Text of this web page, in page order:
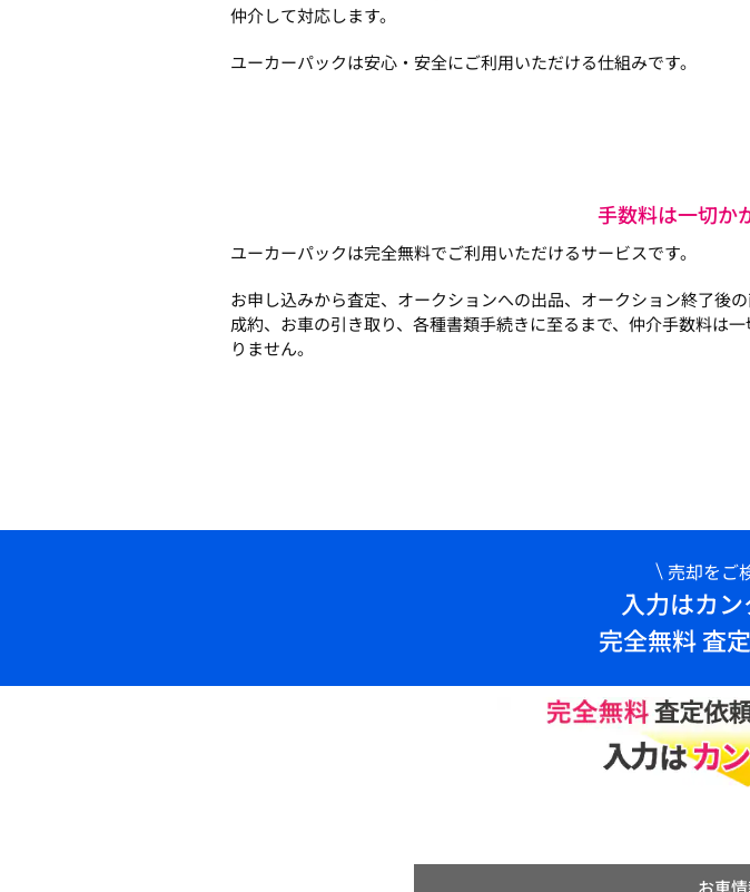
仲介して対応します。
ユーカーパックは安心・安全にご利用いただける仕組みです。
手数料は一切か
ユーカーパックは完全無料でご利用いただけるサービスです。
お申し込みから査定、オークションへの出品、オークション終了後の
成約、お車の引き取り、各種書類手続きに至るまで、仲介手数料は
りません。
売却をご
入力はカン
完全無料 査
お車